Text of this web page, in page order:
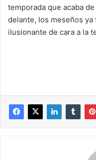
temporada que acaba
delante, los meseños
ilusionante de cara a la